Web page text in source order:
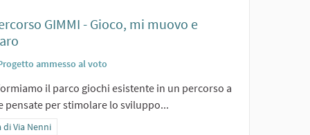
GIMMI - Gioco, mi muovo e
ammesso al voto
il parco giochi esistente in un percorso a
pensate per stimolare lo sviluppo...
i risultati per categoria: Area di Via Nenni
di Via Nenni